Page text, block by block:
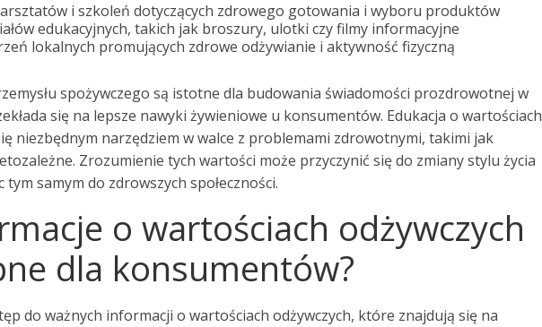
i szkoleń dotyczących zdrowego gotowania i wyboru produktów
edukacyjnych, takich jak broszury, ulotki czy filmy informacyjne
lokalnych promujących zdrowe odżywianie i aktywność fizyczną
spożywczego są istotne dla budowania świadomości prozdrowotnej w
się na lepsze nawyki żywieniowe u konsumentów. Edukacja o wartościach
niezbędnym narzędziem w walce z problemami zdrowotnymi, takimi jak
Zrozumienie tych wartości może przyczynić się do zmiany stylu życia
samym do zdrowszych społeczności.
o wartościach odżywczych
dla konsumentów?
do ważnych informacji o wartościach odżywczych, które znajdują się na